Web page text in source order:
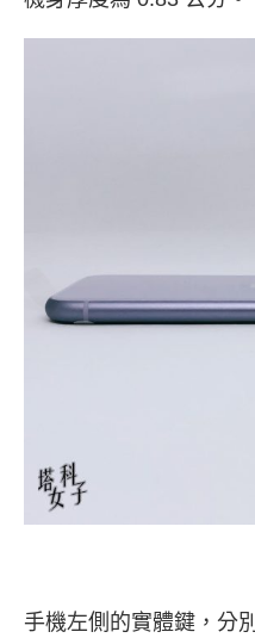
手機左側的實體鍵，分